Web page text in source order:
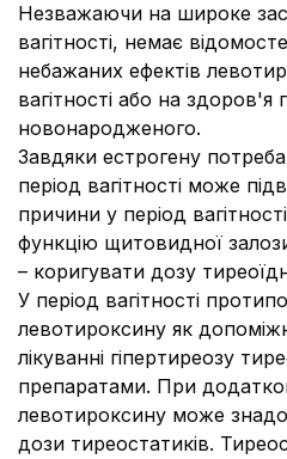
Незважаючи на широке
вагітності, немає
небажаних ефектів
вагітності або на здоров'я
новонародженого.
Завдяки естрогену
період вагітності може
причини у період
функцію щитовидної
– коригувати дозу
У період вагітності
левотироксину як
лікуванні гіпертиреозу
препаратами. При
левотироксину може
дози тиреостатиків.